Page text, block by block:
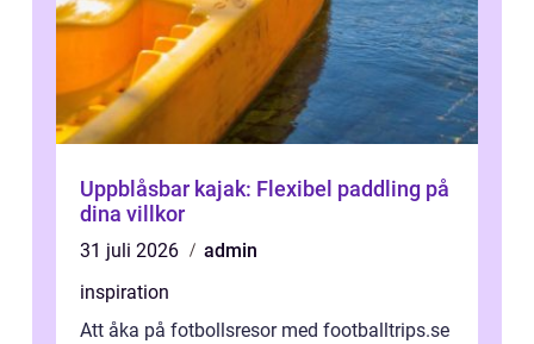
Uppblåsbar kajak: Flexibel paddling på
dina villkor
31 juli 2026
admin
inspiration
Att åka på fotbollsresor med footballtrips.se